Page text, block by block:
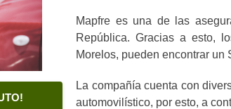
Mapfre es una de las
República. Gracias a esto,
Morelos, pueden encontrar un
La compañía cuenta con
automovilístico, por esto, a